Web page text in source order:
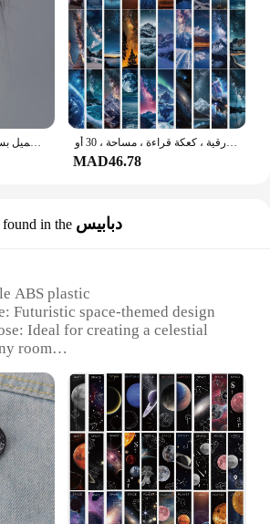
MAD46.78
found in the دبابيس
ABS plastic
Futuristic space-themed design
Ideal for creating a celestial
room
source
Weight or Quantity: Compact and
to move and set up
Comes with a versatile set of
projection effects